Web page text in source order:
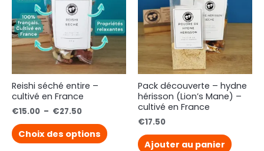
Reishi séché entire –
cultivé en France
€15.00 – €27.50
Choix des options
Pack découverte – hydne
hérisson (Lion’s Mane) –
cultivé en France
€17.50
Ajouter au panier